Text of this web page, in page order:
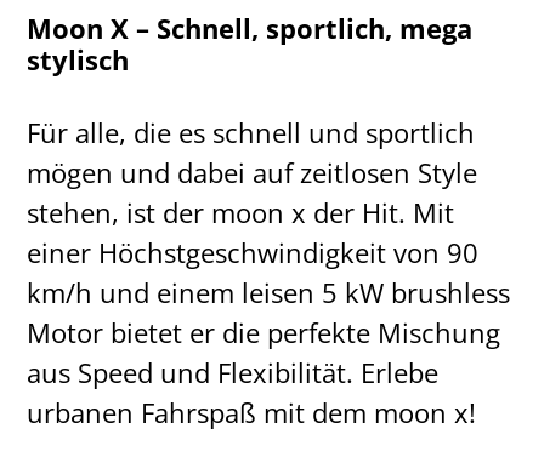
Moon X – Schnell, sportlich, mega
stylisch
Für alle, die es schnell und sportlich
mögen und dabei auf zeitlosen Style
stehen, ist der moon x der Hit. Mit
einer Höchstgeschwindigkeit von 90
km/h und einem leisen 5 kW brushless
Motor bietet er die perfekte Mischung
aus Speed und Flexibilität. Erlebe
urbanen Fahrspaß mit dem moon x!